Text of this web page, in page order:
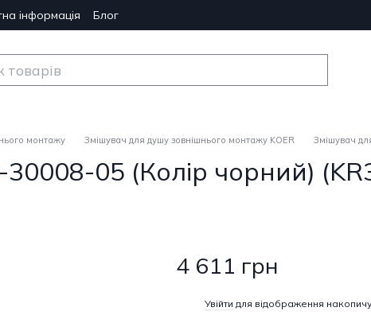
інформація Блог
монтажу Змішувач для душу зовнішнього монтажу KOER Змішувач
05 (Колір чорний)
4 611 грн
Увійти для відображення